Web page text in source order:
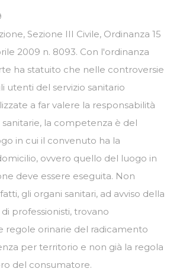
Sezione III Civile, Ordinanza 15
2009 n. 8093. Con l'ordinanza
ha statuito che nelle controversie
utenti del servizio sanitario
a far valere la responsabilità
la competenza è del
in cui il convenuto ha la
ovvero quello del luogo in
deve essere eseguita. Non
gli organi sanitari, ad avviso della
professionisti, trovano
regole orinarie del radicamento
per territorio e non già la regola
del consumatore.